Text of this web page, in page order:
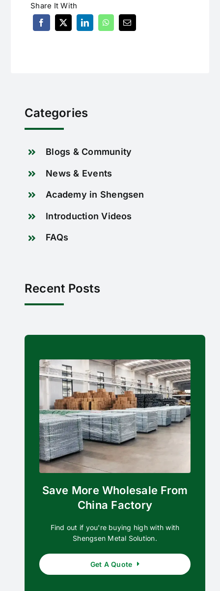
Share It With
Categories
Blogs & Community
News & Events
Academy in Shengsen
Introduction Videos
FAQs
Recent Posts
Save More Wholesale From
China Factory
Find out if you're buying high with with
Shengsen Metal Solution.
Get A Quote